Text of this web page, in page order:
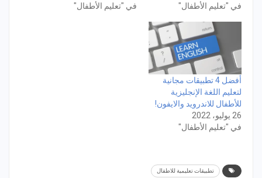
في "تعليم الأطفال"
في "تعليم الأطفال"
أفضل 4 تطبيقات مجانية
لتعليم اللغة الإنجليزية
للأطفال للاندرويد والايفون!
26 يوليو، 2022
في "تعليم الأطفال"
تطبيقات تعليمية للاطفال